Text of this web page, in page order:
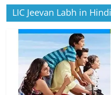
LIC Jeevan Labh in Hindi